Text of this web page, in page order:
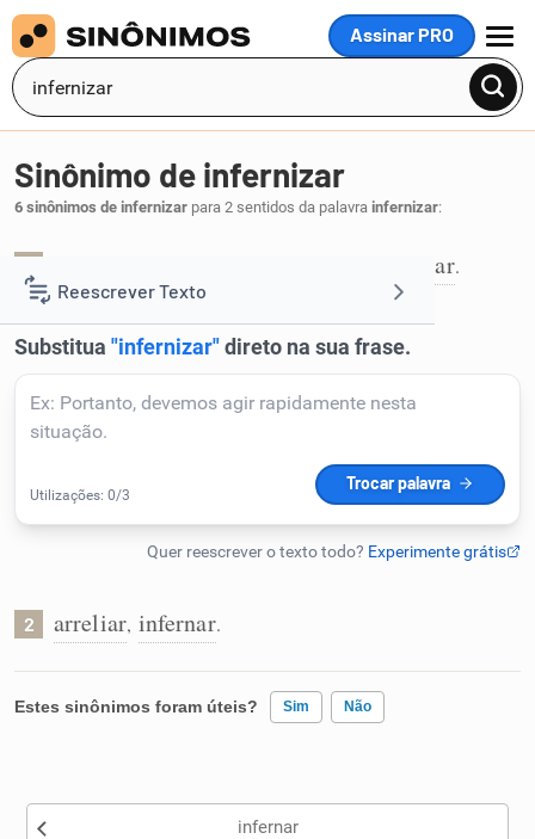
Assinar PRO
MENU
Reescrever Texto
Resumir Texto
Corrigir Texto
Detector de IA
Humanizador de IA
Sinônimo de infernizar
6 sinônimos de infernizar para 2 sentidos da palavra infernizar:
angustiar.
2 arreliar, infernar.
Estes sinônimos foram úteis? Sim Não
Nenhum dos sinônimos apresentados me ajudou
infernar